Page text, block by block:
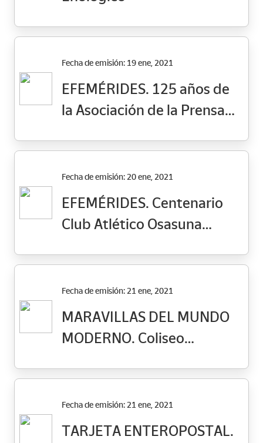
Fecha de emisión: 19 ene, 2021
EFEMÉRIDES. 125 años de
la Asociación de la Prensa
Fecha de emisión: 20 ene, 2021
EFEMÉRIDES. Centenario
Club Atlético Osasuna
Fecha de emisión: 21 ene, 2021
MARAVILLAS DEL MUNDO
MODERNO. Coliseo
Fecha de emisión: 21 ene, 2021
TARJETA ENTEROPOSTAL.